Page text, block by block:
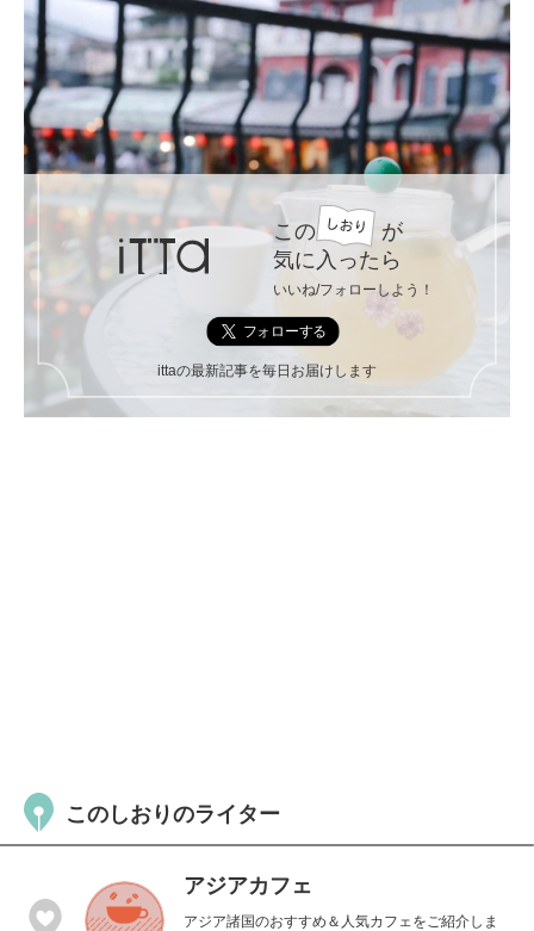
この
が
気に入ったら
いいね/フォローしよう！
ittaの最新記事を毎日お届けします
このしおりのライター
アジアカフェ
アジア諸国のおすすめ＆人気カフェをご紹介しま